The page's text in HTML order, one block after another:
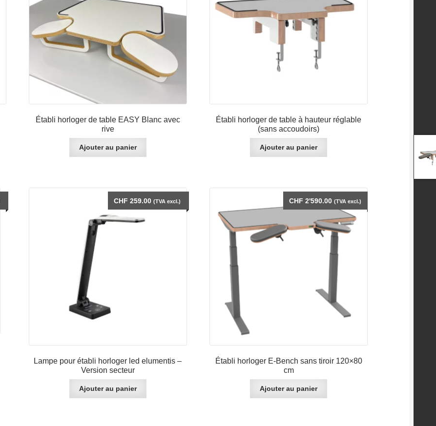
Établi horloger de table EASY Blanc avec
rive
Ajouter au panier
Établi horloger de table à hauteur réglable
(sans accoudoirs)
Ajouter au panier
Lampe pour établi horloger led elumentis –
Version secteur
CHF 259.00 (TVA excl.)
Ajouter au panier
Établi horloger E-Bench sans tiroir 120×80
cm
CHF 2'590.00 (TVA excl.)
Ajouter au panier